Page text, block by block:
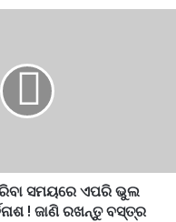
ସମୟରେ ଏପରି ଭୁଲ
! ଜାଣି ରଖନ୍ତୁ ବସ୍ତ୍ର